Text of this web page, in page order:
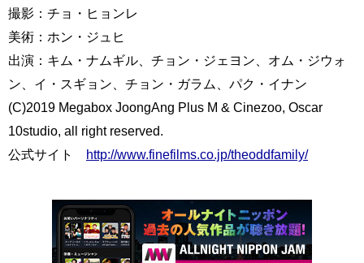
撮影：チョ・ヒョンレ
美術：ホン・ジュヒ
出演：キム・ナムギル、チョン・ジェヨン、オム・ジウォ
ン、イ・スギョン、チョン・ガラム、パク・イナン
(C)2019 Megabox JoongAng Plus M & Cinezoo, Oscar
10studio, all right reserved.
公式サイト http://www.finefilms.co.jp/theoddfamily/